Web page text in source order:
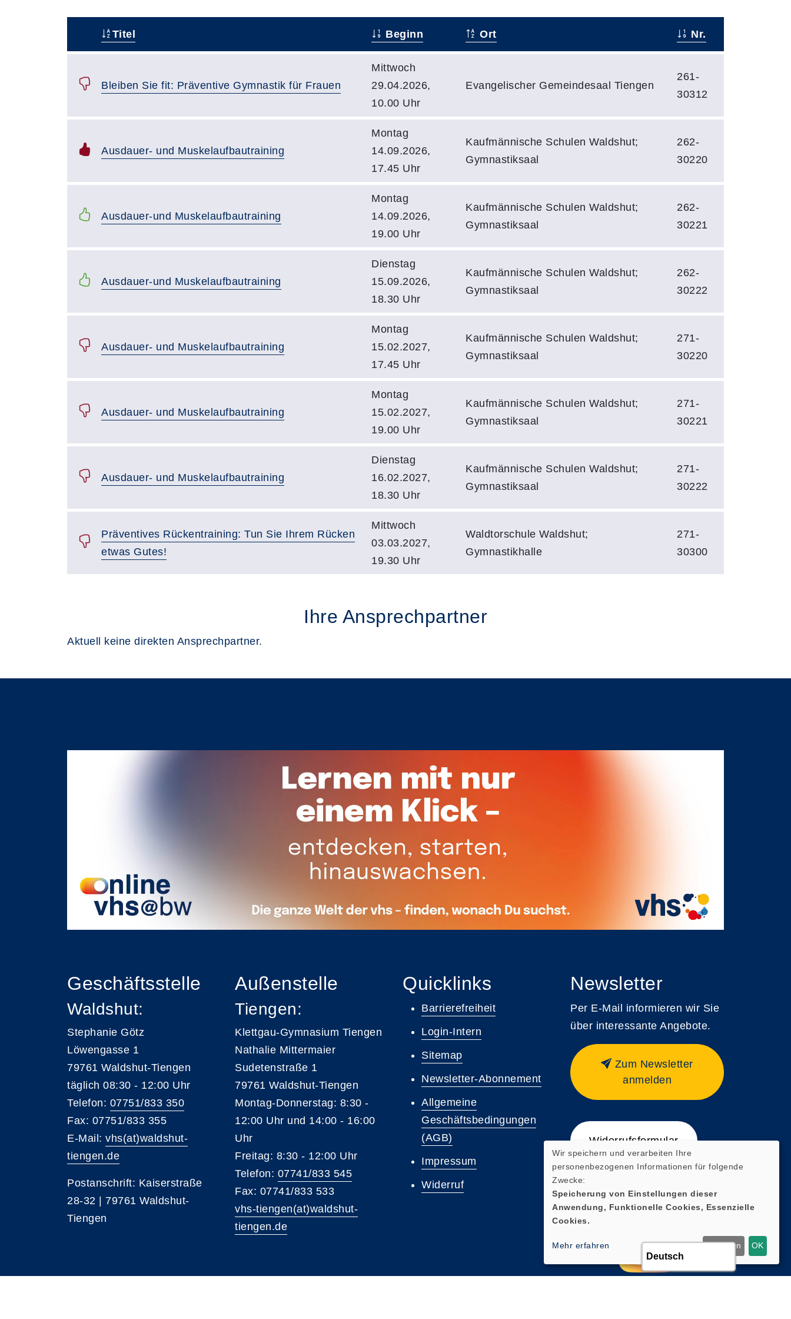
Status
Titel Beginn Ort Nr.
Bleiben Sie fit: Präventive Gymnastik für Frauen
Mittwoch
29.04.2026,
10.00 Uhr
Evangelischer Gemeindesaal Tiengen
261-
30312
Ausdauer- und Muskelaufbautraining
Montag
14.09.2026,
17.45 Uhr
Kaufmännische Schulen Waldshut;
Gymnastiksaal
262-
30220
Ausdauer-und Muskelaufbautraining
Montag
14.09.2026,
19.00 Uhr
Kaufmännische Schulen Waldshut;
Gymnastiksaal
262-
30221
Ausdauer-und Muskelaufbautraining
Dienstag
15.09.2026,
18.30 Uhr
Kaufmännische Schulen Waldshut;
Gymnastiksaal
262-
30222
Ausdauer- und Muskelaufbautraining
Montag
15.02.2027,
17.45 Uhr
Kaufmännische Schulen Waldshut;
Gymnastiksaal
271-
30220
Ausdauer- und Muskelaufbautraining
Montag
15.02.2027,
19.00 Uhr
Kaufmännische Schulen Waldshut;
Gymnastiksaal
271-
30221
Ausdauer- und Muskelaufbautraining
Dienstag
16.02.2027,
18.30 Uhr
Kaufmännische Schulen Waldshut;
Gymnastiksaal
271-
30222
Präventives Rückentraining: Tun Sie Ihrem Rücken
etwas Gutes!
Mittwoch
03.03.2027,
19.30 Uhr
Waldtorschule Waldshut;
Gymnastikhalle
271-
30300
Ihre Ansprechpartner
Aktuell keine direkten Ansprechpartner.
Geschäftsstelle
Waldshut:
Stephanie Götz
Löwengasse 1
79761 Waldshut-Tiengen
täglich 08:30 - 12:00 Uhr
Telefon: 07751/833 350
Fax: 07751/833 355
E-Mail: vhs(at)waldshut-
tiengen.de
Postanschrift: Kaiserstraße
28-32 | 79761 Waldshut-
Tiengen
Außenstelle
Tiengen:
Klettgau-Gymnasium Tiengen
Nathalie Mittermaier
Sudetenstraße 1
79761 Waldshut-Tiengen
Montag-Donnerstag: 8:30 -
12:00 Uhr und 14:00 - 16:00
Uhr
Freitag: 8:30 - 12:00 Uhr
Telefon: 07741/833 545
Fax: 07741/833 533
vhs-tiengen(at)waldshut-
tiengen.de
Quicklinks
Barrierefreiheit
Login-Intern
Sitemap
Newsletter-Abonnement
Allgemeine
Geschäftsbedingungen
(AGB)
Impressum
Widerruf
Newsletter
Per E-Mail informieren wir Sie
über interessante Angebote.
Zum Newsletter
anmelden
Widerrufsformular
Wir speichern und verarbeiten Ihre
personenbezogenen Informationen für folgende
Zwecke:
Speicherung von Einstellungen dieser
Anwendung, Funktionelle Cookies, Essenzielle
Cookies.
Mehr erfahren Ablehnen OK